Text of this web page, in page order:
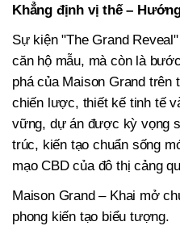
Khẳng định vị thế –
Sự kiện "The Grand
căn hộ mẫu, mà còn là
phá của Maison Grand
chiến lược, thiết kế tinh tế
vững, dự án được kỳ vọng
trúc, kiến tạo chuẩn sống
mạo CBD của đô thị cảng
Maison Grand – Khai mở
phong kiến tạo biểu tượng.